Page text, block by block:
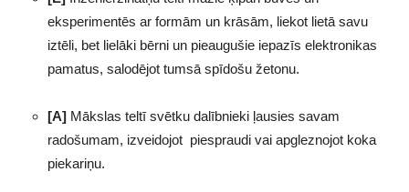
eksperimentēs ar formām un krāsām, liekot lietā savu
iztēli, bet lielāki bērni un pieaugušie iepazīs elektronikas
pamatus, salodējot tumsā spīdošu žetonu.
[A] Mākslas teltī svētku dalībnieki ļausies savam
radošumam, izveidojot piespraudi vai apgleznojot koka
piekariņu.